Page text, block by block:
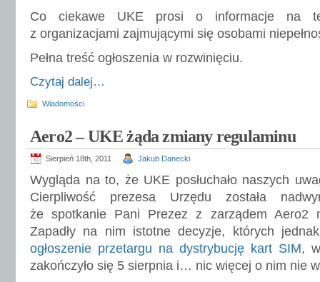
Co ciekawe UKE prosi o informacje na
z organizacjami zajmującymi się osobami
Pełna treść ogłoszenia w rozwinięciu.
Czytaj dalej…
Wiadomości
Aero2 – UKE żąda zmiany regulaminu
Sierpień 18th, 2011 Jakub Danecki
Wygląda na to, że UKE posłuchało naszych
Cierpliwość prezesa Urzędu została
że spotkanie Pani Prezez z zarządem Aero2
Zapadły na nim istotne decyzje, których
ogłoszenie przetargu na dystrybucję kart SIM,
zakończyło się 5 sierpnia i… nic więcej o nim nie